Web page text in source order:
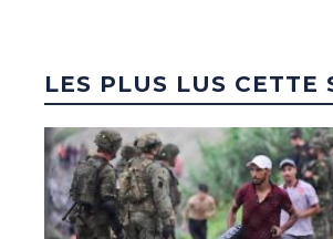
LES PLUS LUS CETTE